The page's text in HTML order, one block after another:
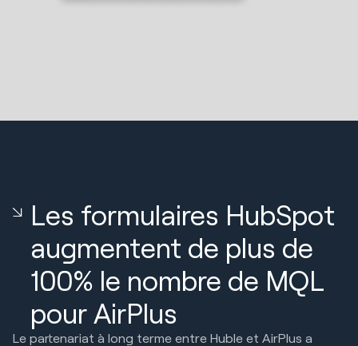
Les formulaires HubSpot
augmentent de plus de
100% le nombre de MQL
pour AirPlus
Le partenariat à long terme entre Huble et AirPlus a